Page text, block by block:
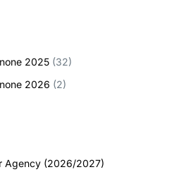
2025 (32)
2026 (2)
Agency (2026/2027)